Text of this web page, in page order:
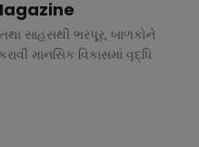
તથા સાહસથી ભરપૂર, બાળકોને
માનસિક વિકાસમાં વૃદ્ધિ